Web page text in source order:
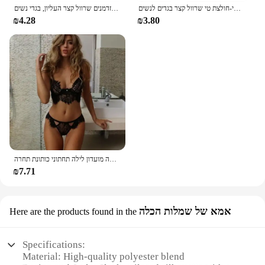
חולצת טריקו הדפס יבול חדש, חולצת גברים מזדמנים שרוול קצר העליון, בגדי נשים
₪4.28
חולצת אופנה צ 'רי הדפסה נשים חולצות טי-הצוואר חולצת טי טי טי טי טי-חולצת טי שרוול קצר בגדים לנשים
₪3.80
הלבשה תחתונה נשים שקוף חזייה סקסי ארוטי סט רך ללא משענת פיג 'מה חצאית מפתה מועדון לילה תחתוני כותונת תחרה
₪7.71
Here are the products found in the אמא של שמלות הכלה
Specifications:
Material: High-quality polyester blend